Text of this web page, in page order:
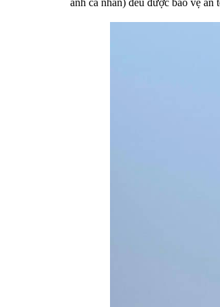
ảnh cá nhân) đều được bảo vệ